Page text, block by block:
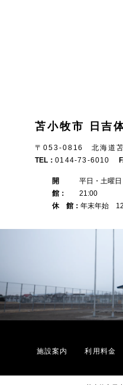
苫小牧市 日吉
〒053-0816 北海道苫
TEL：0144-73-6010
開
館：
平日・土曜
21:00
休 館： 年末年始
施設案内 利用料金